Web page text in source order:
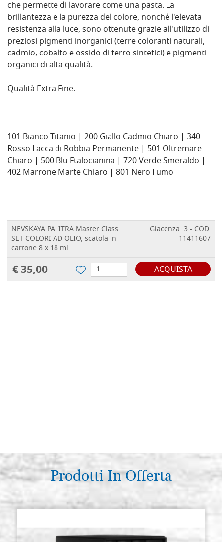
che permette di lavorare come una pasta. La
brillantezza e la purezza del colore, nonché l'elevata
resistenza alla luce, sono ottenute grazie all'utilizzo di
preziosi pigmenti inorganici (terre coloranti naturali,
cadmio, cobalto e ossido di ferro sintetici) e pigmenti
organici di alta qualità.
Qualità Extra Fine.
101 Bianco Titanio | 200 Giallo Cadmio Chiaro | 340
Rosso Lacca di Robbia Permanente | 501 Oltremare
Chiaro | 500 Blu Ftalocianina | 720 Verde Smeraldo |
402 Marrone Marte Chiaro | 801 Nero Fumo
NEVSKAYA PALITRA Master Class
SET COLORI AD OLIO, scatola in
cartone 8 x 18 ml
Giacenza: 3 - COD.
11411607
€ 35,00 ACQUISTA
Prodotti In Offerta